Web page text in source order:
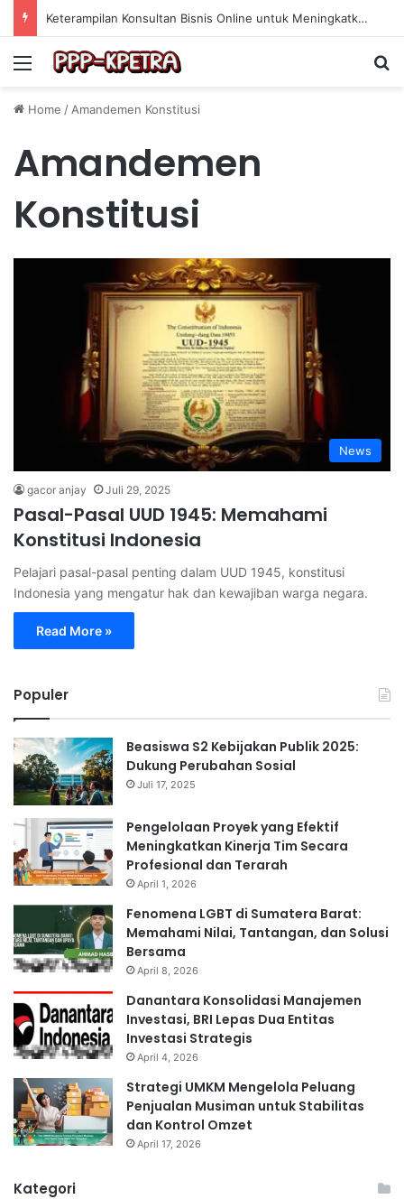
Keterampilan Konsultan Bisnis Online untuk Meningkatkan Pendapatan Berdasarkan Pengalaman Praktis
Menu
Home / Amandemen Konstitusi
Amandemen
Konstitusi
News
gacor anjay Juli 29, 2025
Pasal-Pasal UUD 1945: Memahami
Konstitusi Indonesia
Pelajari pasal-pasal penting dalam UUD 1945, konstitusi
Indonesia yang mengatur hak dan kewajiban warga negara.
Read More »
Populer
Beasiswa S2 Kebijakan Publik 2025:
Dukung Perubahan Sosial
Juli 17, 2025
Pengelolaan Proyek yang Efektif
Meningkatkan Kinerja Tim Secara
Profesional dan Terarah
April 1, 2026
Fenomena LGBT di Sumatera Barat:
Memahami Nilai, Tantangan, dan Solusi
Bersama
April 8, 2026
Danantara Konsolidasi Manajemen
Investasi, BRI Lepas Dua Entitas
Investasi Strategis
April 4, 2026
Strategi UMKM Mengelola Peluang
Penjualan Musiman untuk Stabilitas
dan Kontrol Omzet
April 17, 2026
Kategori